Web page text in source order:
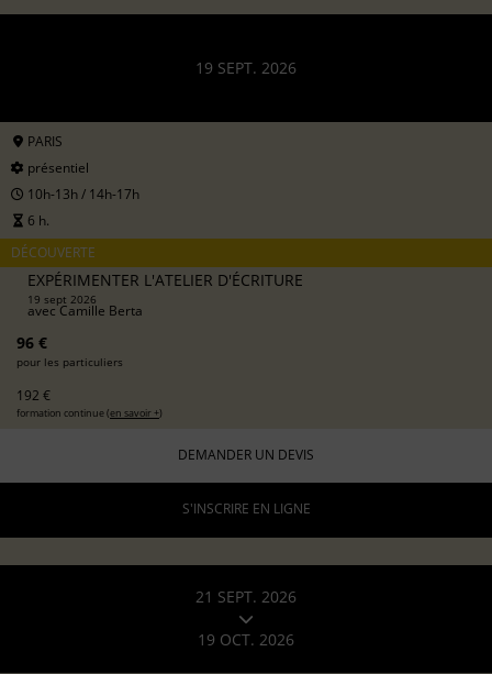
19 SEPT. 2026
PARIS
présentiel
10h-13h / 14h-17h
6 h.
DÉCOUVERTE
EXPÉRIMENTER L'ATELIER D'ÉCRITURE
19 sept 2026
avecCamille Berta
96 €
pour les particuliers
192 €
formation continue (en savoir +)
DEMANDER UN DEVIS
S'INSCRIRE EN LIGNE
21 SEPT. 2026
19 OCT. 2026